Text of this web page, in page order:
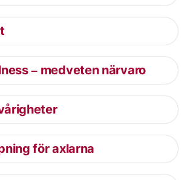
– medveten närvaro
för axlarna